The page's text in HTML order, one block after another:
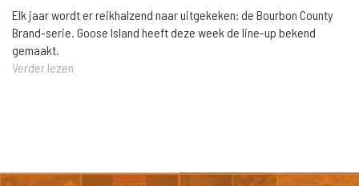
Elk jaar wordt er reikhalzend naar uitgekeken: de Bourbon County
Brand-serie. Goose Island heeft deze week de line-up bekend
gemaakt.
Verder lezen